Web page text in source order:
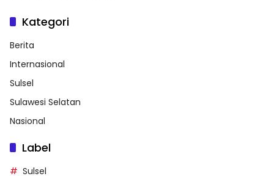
Kategori
Berita
Internasional
Sulsel
Sulawesi Selatan
Nasional
Label
Sulsel